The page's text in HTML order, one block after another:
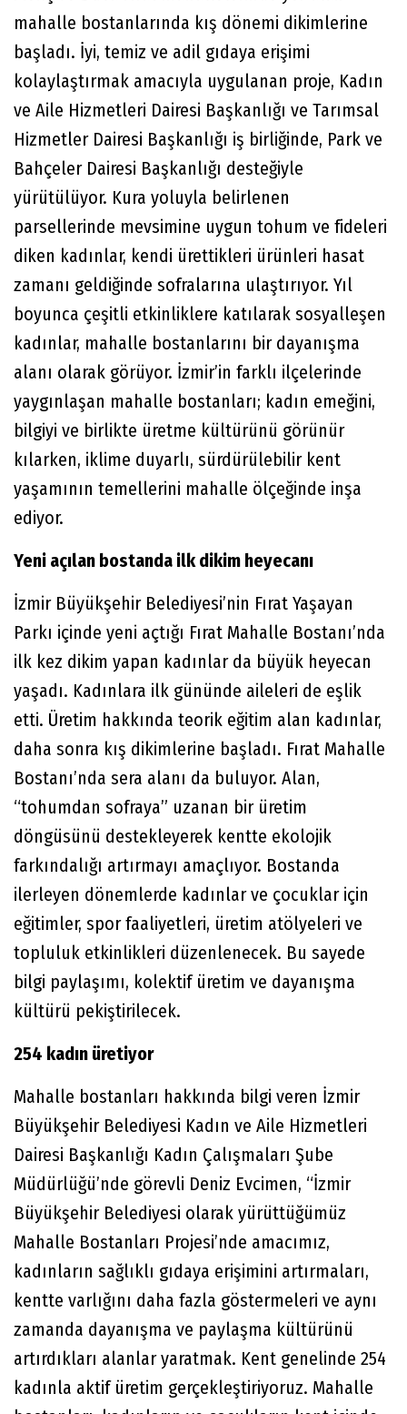
mahalle bostanlarında kış dönemi dikimlerine
başladı. İyi, temiz ve adil gıdaya erişimi
kolaylaştırmak amacıyla uygulanan proje, Kadın
ve Aile Hizmetleri Dairesi Başkanlığı ve Tarımsal
Hizmetler Dairesi Başkanlığı iş birliğinde, Park ve
Bahçeler Dairesi Başkanlığı desteğiyle
yürütülüyor. Kura yoluyla belirlenen
parsellerinde mevsimine uygun tohum ve fideleri
diken kadınlar, kendi ürettikleri ürünleri hasat
zamanı geldiğinde sofralarına ulaştırıyor. Yıl
boyunca çeşitli etkinliklere katılarak sosyalleşen
kadınlar, mahalle bostanlarını bir dayanışma
alanı olarak görüyor. İzmir’in farklı ilçelerinde
yaygınlaşan mahalle bostanları; kadın emeğini,
bilgiyi ve birlikte üretme kültürünü görünür
kılarken, iklime duyarlı, sürdürülebilir kent
yaşamının temellerini mahalle ölçeğinde inşa
ediyor.
Yeni açılan bostanda ilk dikim heyecanı
İzmir Büyükşehir Belediyesi’nin Fırat Yaşayan
Parkı içinde yeni açtığı Fırat Mahalle Bostanı’nda
ilk kez dikim yapan kadınlar da büyük heyecan
yaşadı. Kadınlara ilk gününde aileleri de eşlik
etti. Üretim hakkında teorik eğitim alan kadınlar,
daha sonra kış dikimlerine başladı. Fırat Mahalle
Bostanı’nda sera alanı da buluyor. Alan,
“tohumdan sofraya” uzanan bir üretim
döngüsünü destekleyerek kentte ekolojik
farkındalığı artırmayı amaçlıyor. Bostanda
ilerleyen dönemlerde kadınlar ve çocuklar için
eğitimler, spor faaliyetleri, üretim atölyeleri ve
topluluk etkinlikleri düzenlenecek. Bu sayede
bilgi paylaşımı, kolektif üretim ve dayanışma
kültürü pekiştirilecek.
254 kadın üretiyor
Mahalle bostanları hakkında bilgi veren İzmir
Büyükşehir Belediyesi Kadın ve Aile Hizmetleri
Dairesi Başkanlığı Kadın Çalışmaları Şube
Müdürlüğü’nde görevli Deniz Evcimen, “İzmir
Büyükşehir Belediyesi olarak yürüttüğümüz
Mahalle Bostanları Projesi’nde amacımız,
kadınların sağlıklı gıdaya erişimini artırmaları,
kentte varlığını daha fazla göstermeleri ve aynı
zamanda dayanışma ve paylaşma kültürünü
artırdıkları alanlar yaratmak. Kent genelinde 254
kadınla aktif üretim gerçekleştiriyoruz. Mahalle